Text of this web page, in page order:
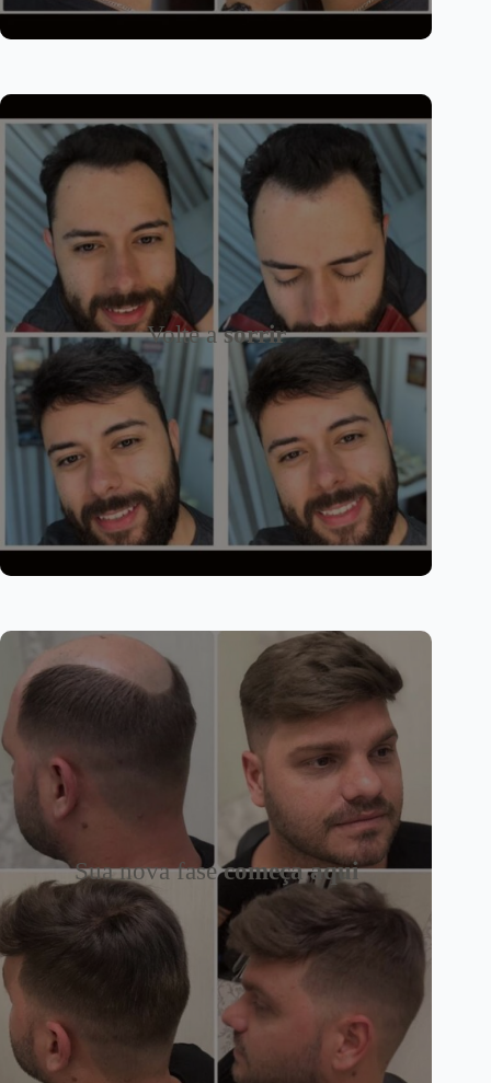
Volte asorrir
Sua nova fasecomeça aqui